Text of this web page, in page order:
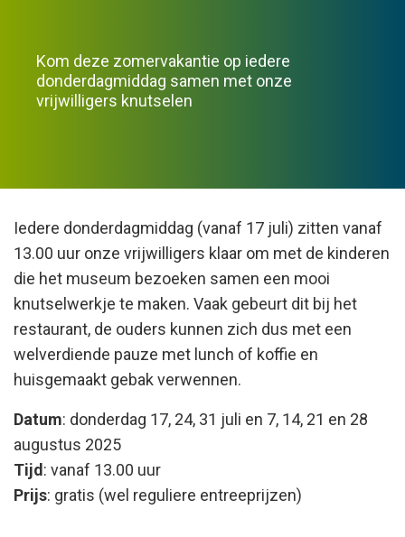
Kom deze zomervakantie op iedere
donderdagmiddag samen met onze
vrijwilligers knutselen
Iedere donderdagmiddag (vanaf 17 juli) zitten vanaf
13.00 uur onze vrijwilligers klaar om met de kinderen
die het museum bezoeken samen een mooi
knutselwerkje te maken. Vaak gebeurt dit bij het
restaurant, de ouders kunnen zich dus met een
welverdiende pauze met lunch of koffie en
huisgemaakt gebak verwennen.
Datum: donderdag 17, 24, 31 juli en 7, 14, 21 en 28
augustus 2025
Tijd: vanaf 13.00 uur
Prijs: gratis (wel reguliere entreeprijzen)